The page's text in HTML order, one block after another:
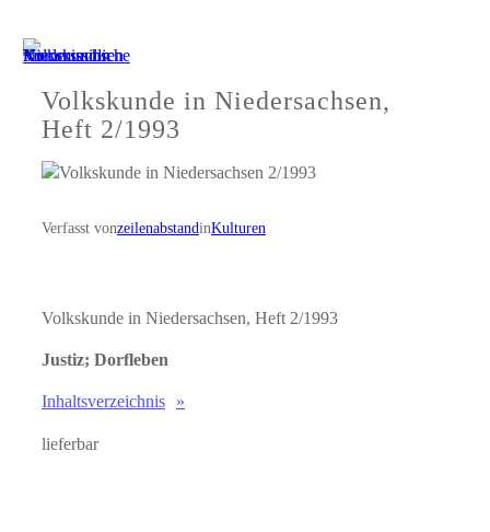
Zum
Inhalt
springenVolkskunde in Niedersachsen,
Heft 2/1993
Verfasst vonzeilenabstandinKulturen
Volkskunde in Niedersachsen, Heft 2/1993
Justiz; Dorfleben
Inhaltsverzeichnis
lieferbar